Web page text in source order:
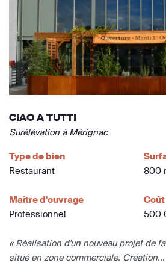
CIAO A TUTTI
Surélévation à Mérignac
Type de bien
Restaurant
800
Maître d'ouvrage
Professionnel
500
« Réalisation d'un nouveau projet de
situé en zone commerciale. Création...